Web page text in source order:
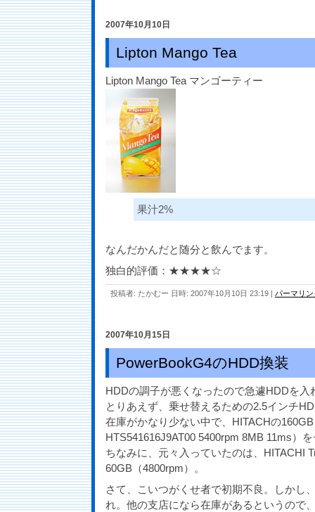
2007年10月10日
Lipton Mango Tea
Lipton Mango Tea マンゴーティー
果汁2%
なんだかんだと随分と飲んでます。
独白的評価：★★★★☆
投稿者: たかむー 日時: 2007年10月10日 23:19 | パーマリン
2007年10月15日
PowerBookG4のHDD換装
HDDの調子が悪くなったので急遽HDDを入
とりあえず、乗せ替えるための2.5インチ
在庫がかなり少ない中で、HITACHの
HTS541616J9AT00 5400rpm 8MB 11ms）
ちなみに、元々入っていたのは、HITACHI
60GB（4800rpm）。
さて、こいつがくせ者で初期不良。しかし
れ。他の支店になら在庫があるというので